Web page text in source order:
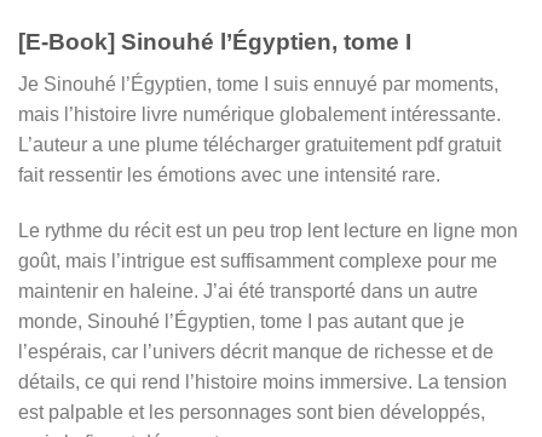
[E-Book] Sinouhé l’Égyptien, tome I
Je Sinouhé l’Égyptien, tome I suis ennuyé par moments,
mais l’histoire livre numérique globalement intéressante.
L’auteur a une plume télécharger gratuitement pdf gratuit
fait ressentir les émotions avec une intensité rare.
Le rythme du récit est un peu trop lent lecture en ligne mon
goût, mais l’intrigue est suffisamment complexe pour me
maintenir en haleine. J’ai été transporté dans un autre
monde, Sinouhé l’Égyptien, tome I pas autant que je
l’espérais, car l’univers décrit manque de richesse et de
détails, ce qui rend l’histoire moins immersive. La tension
est palpable et les personnages sont bien développés,